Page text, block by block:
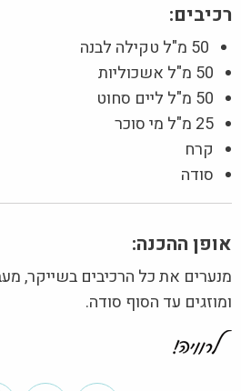
רכיבים:
50 מ"ל טקילה לבנה
50 מ"ל אשכוליות
50 מ"ל ליים סחוט
25 מ"ל מי סוכר
קרח
סודה
אופן ההכנה:
מנערים את כל הרכיבים בשייקר,
ומוזגים עד הסוף סודה.